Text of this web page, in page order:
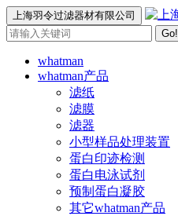
上海羽令过滤器材有限公司
Go!
whatman
whatman产品
滤纸
滤膜
滤器
小型样品处理装置
蛋白印迹检测
蛋白电泳试剂
预制蛋白凝胶
其它whatman产品